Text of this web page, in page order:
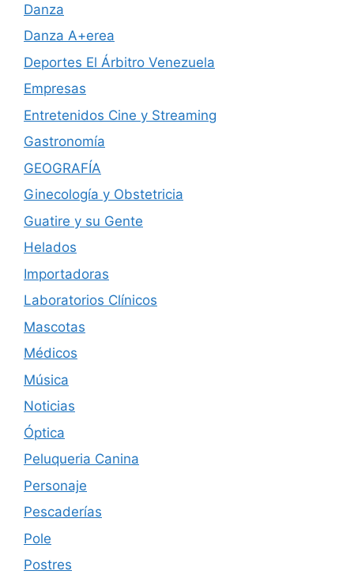
Danza
Danza A+erea
Deportes El Árbitro Venezuela
Empresas
Entretenidos Cine y Streaming
Gastronomía
GEOGRAFÍA
Ginecología y Obstetricia
Guatire y su Gente
Helados
Importadoras
Laboratorios Clínicos
Mascotas
Médicos
Música
Noticias
Óptica
Peluqueria Canina
Personaje
Pescaderías
Pole
Postres